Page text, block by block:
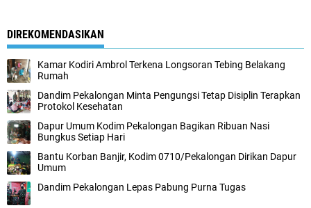
DIREKOMENDASIKAN
Kamar Kodiri Ambrol Terkena Longsoran Tebing Belakang
Rumah
Dandim Pekalongan Minta Pengungsi Tetap Disiplin Terapkan
Protokol Kesehatan
Dapur Umum Kodim Pekalongan Bagikan Ribuan Nasi
Bungkus Setiap Hari
Bantu Korban Banjir, Kodim 0710/Pekalongan Dirikan Dapur
Umum
Dandim Pekalongan Lepas Pabung Purna Tugas